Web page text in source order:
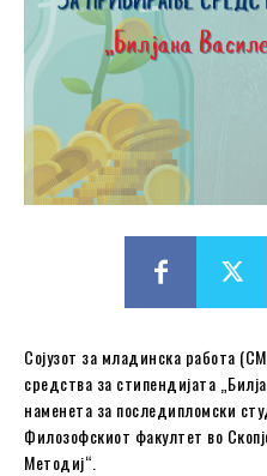
Сојузот за младинска работа
средства за стипендијата
наменета за последипломски
Филозофскиот факултет во
Методиј“.